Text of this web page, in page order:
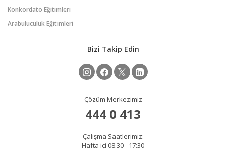
Konkordato Eğitimleri
Arabuluculuk Eğitimleri
Bizi Takip Edin
Çözüm Merkezimiz
444 0 413
Çalışma Saatlerimiz:
Hafta içi 08.30 - 17:30